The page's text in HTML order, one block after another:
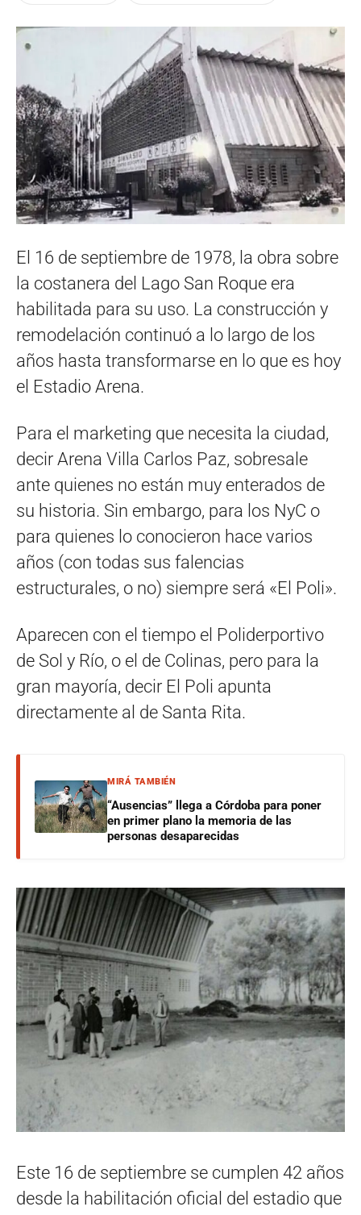
El 16 de septiembre de 1978, la obra sobre
la costanera del Lago San Roque era
habilitada para su uso. La construcción y
remodelación continuó a lo largo de los
años hasta transformarse en lo que es hoy
el Estadio Arena.
Para el marketing que necesita la ciudad,
decir Arena Villa Carlos Paz, sobresale
ante quienes no están muy enterados de
su historia. Sin embargo, para los NyC o
para quienes lo conocieron hace varios
años (con todas sus falencias
estructurales, o no) siempre será «El Poli».
Aparecen con el tiempo el Poliderportivo
de Sol y Río, o el de Colinas, pero para la
gran mayoría, decir El Poli apunta
directamente al de Santa Rita.
MIRÁ TAMBIÉN
“Ausencias” llega a Córdoba para poner
en primer plano la memoria de las
personas desaparecidas
Este 16 de septiembre se cumplen 42 años
desde la habilitación oficial del estadio que